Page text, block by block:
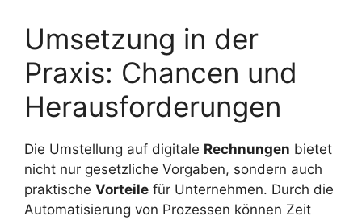
Umsetzung in der
Praxis: Chancen und
Herausforderungen
Die Umstellung auf digitale Rechnungen bietet
nicht nur gesetzliche Vorgaben, sondern auch
praktische Vorteile für Unternehmen. Durch die
Automatisierung von Prozessen können Zeit